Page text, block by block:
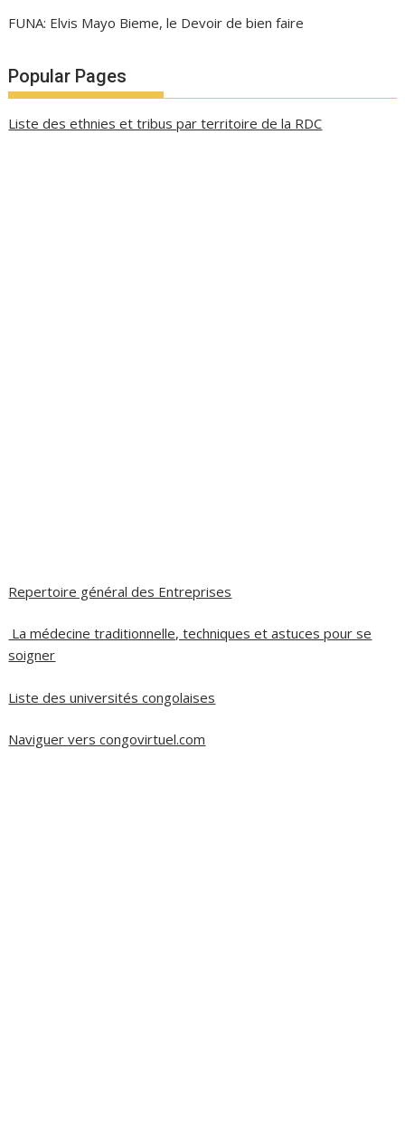
FUNA: Elvis Mayo Bieme, le Devoir de bien faire
Popular Pages
Liste des ethnies et tribus par territoire de la RDC
Repertoire général des Entreprises
La médecine traditionnelle, techniques et astuces pour se
soigner
Liste des universités congolaises
Naviguer vers congovirtuel.com